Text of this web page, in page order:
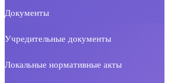
Документы
Учредительные документы
Локальные нормативные акты